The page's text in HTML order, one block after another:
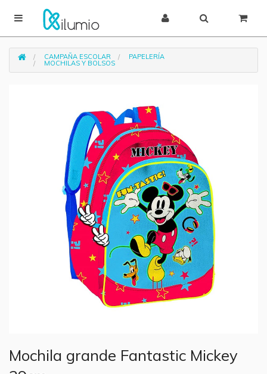
CAMPAÑA ESCOLAR PAPELERÍA
MOCHILAS Y BOLSOS
Mochila grande Fantastic Mickey